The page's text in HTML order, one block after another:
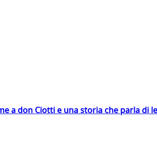
a don Ciotti e una storia che parla di